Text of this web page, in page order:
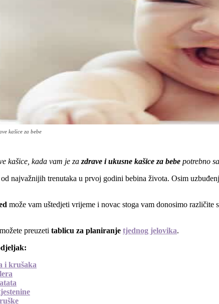
kašice za bebe
kašice, kada vam je za zdrave i ukusne kašice za bebe potrebno
najvažnijih trenutaka u prvoj godini bebina života. Osim
može vam uštedjeti vrijeme i novac stoga vam donosimo različite
preuzeti tablicu za planiranje tjednog jelovika.
i krušaka